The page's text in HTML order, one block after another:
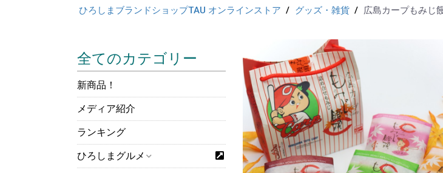
ごはんのお供
おつまみ・おやつ・珍味
調味料
海の幸
山の幸
肉の幸
カレー・麺・ご飯
お好み焼き
ジャム・はちみつ
飲料 もみじ饅頭
ケーキ
チョコ・焼き菓子
和菓子
ゼリー
スナック・おやつ
その他スイーツ 日本
ワイ
ウィ
酎ハ
ビー
果実
焼酎
ひろしまブランドショップTAU オンラインストア グッズ・雑貨 広島カープもみじ
全てのカテゴリー
新商品！
メディア紹介
ランキング
ひろしまグルメ